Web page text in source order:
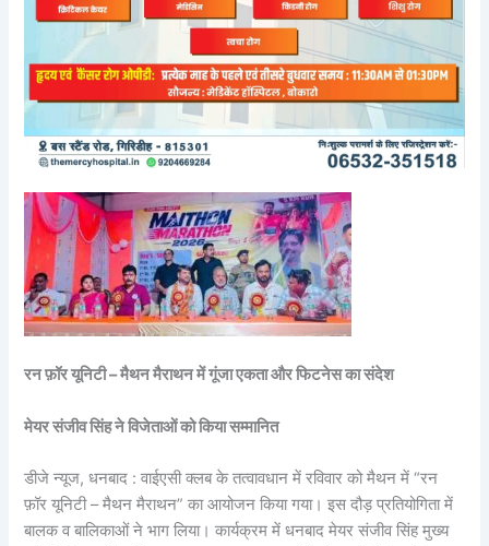
रन फ़ॉर यूनिटी – मैथन मैराथन में गूंजा एकता और फिटनेस का संदेश
मेयर संजीव सिंह ने विजेताओं को किया सम्मानित
डीजे न्यूज, धनबाद : वाईएसी क्लब के तत्वावधान में रविवार को मैथन में “रन
फ़ॉर यूनिटी – मैथन मैराथन” का आयोजन किया गया। इस दौड़ प्रतियोगिता में
बालक व बालिकाओं ने भाग लिया। कार्यक्रम में धनबाद मेयर संजीव सिंह मुख्य